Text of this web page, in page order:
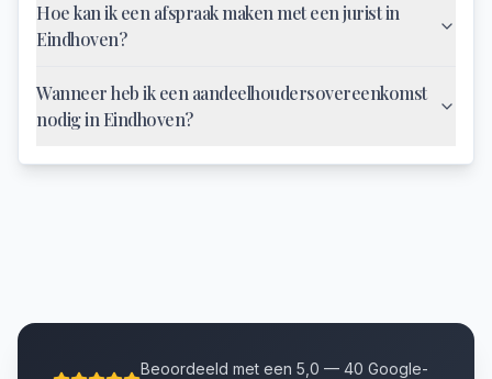
Hoe kan ik een afspraak maken met een jurist in
Eindhoven?
Wanneer heb ik een aandeelhoudersovereenkomst
nodig in Eindhoven?
Beoordeeld met een 5,0 — 40 Google-